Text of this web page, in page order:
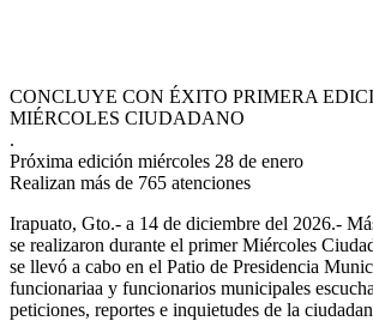
CONCLUYE CON ÉXITO PRIMERA
MIÉRCOLES CIUDADANO
.
Próxima edición miércoles 28 de enero
Realizan más de 765 atenciones
Irapuato, Gto.- a 14 de diciembre del 2026.-
se realizaron durante el primer Miércoles
se llevó a cabo en el Patio de Presidencia
funcionariaa y funcionarios municipales
peticiones, reportes e inquietudes de la